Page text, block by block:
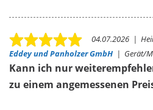
04.07.2026 |
Eddey und Panholzer GmbH | Gerät/
Kann ich nur
zu einem angemessenen